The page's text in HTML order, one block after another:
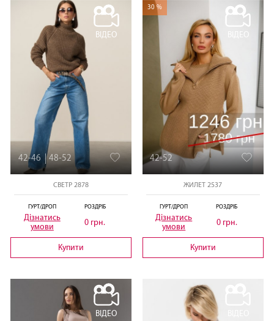
ВІДЕО
42-46 48-52
СВЕТР 2878
ГУРТ/ДРОП
Дізнатись
умови
РОЗДРІБ
0 грн.
Купити
30 %
42-52
ЖИЛЕТ 2537
ГУРТ/ДРОП
Дізнатись
умови
РОЗДРІБ
0 грн.
Купити
ВІДЕО